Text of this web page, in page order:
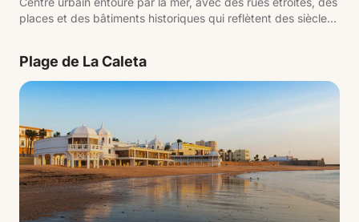
places et des bâtiments historiques qui reflètent des siècles
Plage de La Caleta